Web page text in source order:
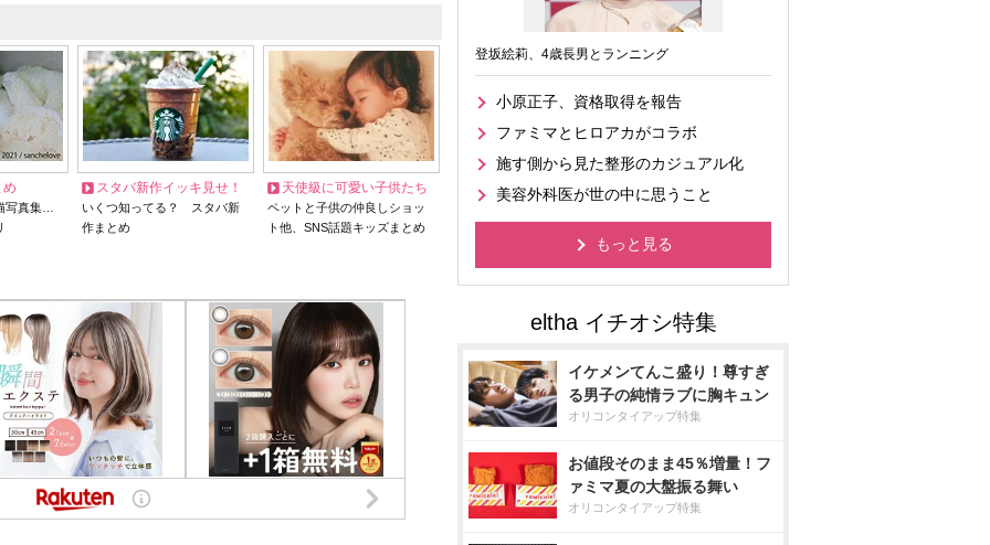
め
写真集…
スタバ新作イッキ見せ！
いくつ知ってる？ スタバ新
作まとめ
天使級に可愛い子供たち
ペットと子供の仲良しショッ
ト他、SNS話題キッズまとめ
登坂絵莉、4歳長男とランニング
小原正子、資格取得を報告
ファミマとヒロアカがコラボ
施す側から見た整形のカジュアル化
美容外科医が世の中に思うこと
もっと見る
イケメンてんこ盛り！尊すぎ
る男子の純情ラブに胸キュン
オリコンタイアップ特集
お値段そのまま45％増量！フ
ァミマ夏の大盤振る舞い
オリコンタイアップ特集